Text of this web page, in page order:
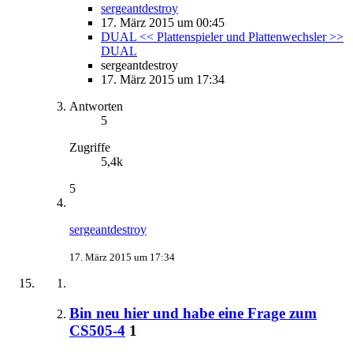
sergeantdestroy
17. März 2015 um 00:45
DUAL << Plattenspieler und Plattenwechsler >>
DUAL
sergeantdestroy
17. März 2015 um 17:34
Antworten
5
Zugriffe
5,4k
5
sergeantdestroy
17. März 2015 um 17:34
Bin neu hier und habe eine Frage zum
CS505-4 1